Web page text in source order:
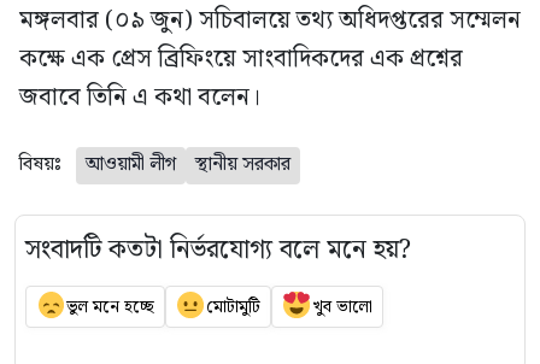
মঙ্গলবার (০৯ জুন) সচিবালয়ে তথ্য অধিদপ্তরের সম্মেলন
কক্ষে এক প্রেস ব্রিফিংয়ে সাংবাদিকদের এক প্রশ্নের
জবাবে তিনি এ কথা বলেন।
বিষয়ঃ আওয়ামী লীগ স্থানীয় সরকার
সংবাদটি কতটা নির্ভরযোগ্য বলে মনে হয়?
ভুল মনে হচ্ছে মোটামুটি খুব ভালো